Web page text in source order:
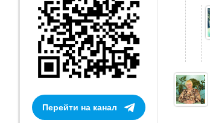
Перейти на канал